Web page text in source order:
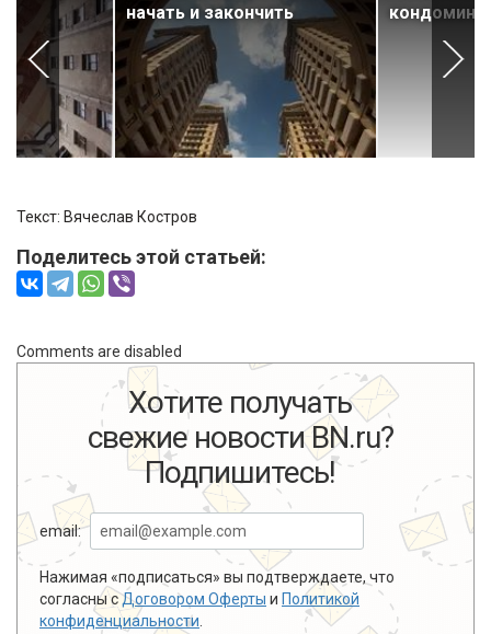
начать и закончить
Текст: Вячеслав Костров
Поделитесь этой статьей:
Comments are disabled
Хотите получать
свежие новости BN.ru?
Подпишитесь!
email:
Нажимая «подписаться» вы подтверждаете, что
согласны сДоговором Оферты и Политикой
конфиденциальности